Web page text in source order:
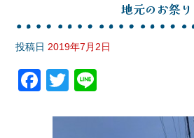
地元のお祭り
投稿日 2019年7月2日
F
T
tt
e